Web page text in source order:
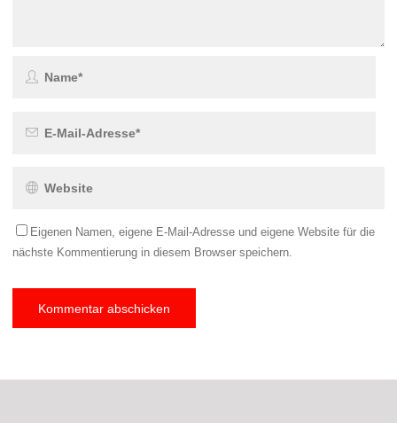
Eigenen Namen, eigene E-Mail-Adresse und eigene Website für die
nächste Kommentierung in diesem Browser speichern.